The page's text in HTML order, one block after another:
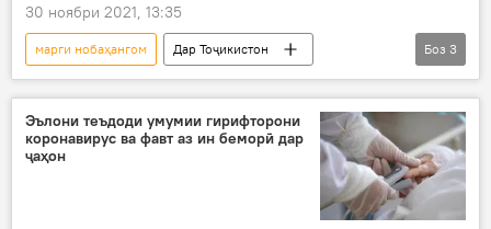
30 ноябри 2021, 13:35
марги нобаҳангом
Дар Тоҷикистон
Рӯйдод, ҷиноят ва ҳолатҳои фавқулода
Кодекси ҷиноят
Боз 3
Эълони теъдоди умумии гирифторони
коронавирус ва фавт аз ин беморӣ дар
ҷаҳон